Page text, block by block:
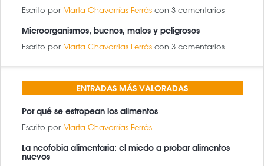
Escrito por Marta Chavarrías Ferràs con 3 comentarios
Microorganismos, buenos, malos y peligrosos
Escrito por Marta Chavarrías Ferràs con 3 comentarios
ENTRADAS MÁS VALORADAS
Por qué se estropean los alimentos
Escrito por Marta Chavarrías Ferràs
La neofobia alimentaria: el miedo a probar alimentos
nuevos